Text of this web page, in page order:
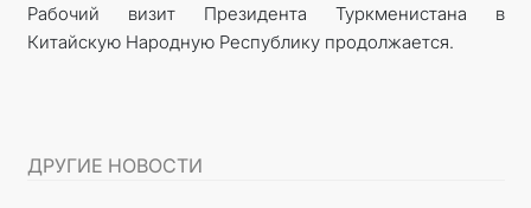
Рабочий визит Президента Туркменистана в
Китайскую Народную Республику продолжается.
ДРУГИЕ НОВОСТИ